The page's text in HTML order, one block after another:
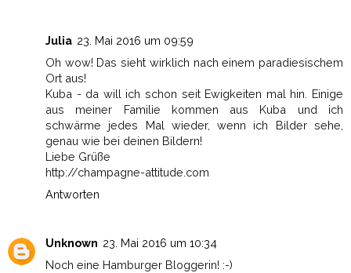
Julia 23. Mai 2016 um 09:59
Oh wow! Das sieht wirklich nach einem paradiesischem
Ort aus!
Kuba - da will ich schon seit Ewigkeiten mal hin. Einige
aus meiner Familie kommen aus Kuba und ich
schwärme jedes Mal wieder, wenn ich Bilder sehe,
genau wie bei deinen Bildern!
Liebe Grüße
http://champagne-attitude.com
Antworten
Unknown 23. Mai 2016 um 10:34
Noch eine Hamburger Bloggerin! :-)